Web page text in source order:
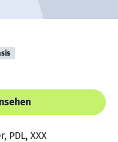
PDL, XXX